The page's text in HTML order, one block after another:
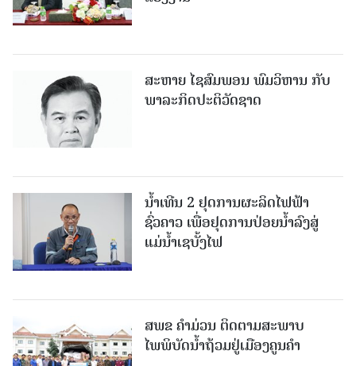
ສະຫາຍ ໄຊສົມພອນ ພົມວິຫານ ກັບ
ພາລະກິດປະຕິວັດຊາດ
ນໍ້າເທີນ 2 ຢຸດການຜະລິດໄຟຟ້າ
ຊົ່ວຄາວ ເພື່ອຢຸດການປ່ອຍນໍ້າລົງສູ່
ແມ່ນໍ້າເຊບັ້ງໄຟ
ສ​ພ​ຂ ຄໍາມ່ວນ ຕິດຕາມສະພາບ
ໄພພິບັດນໍ້າຖ້ວມຢູ່ເມືອງຄູນຄໍາ